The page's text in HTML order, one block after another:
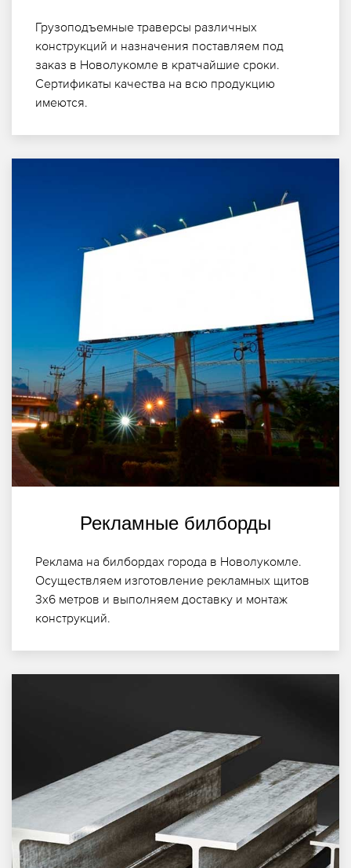
Грузоподъемные траверсы различных
конструкций и назначения поставляем под
заказ в Новолукомле в кратчайшие сроки.
Сертификаты качества на всю продукцию
имеются.
Рекламные билборды
Реклама на билбордах города в Новолукомле.
Осуществляем изготовление рекламных щитов
3х6 метров и выполняем доставку и монтаж
конструкций.